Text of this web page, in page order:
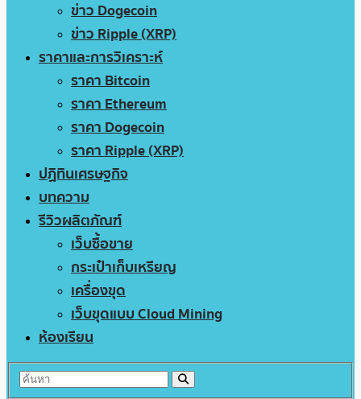
ข่าว Dogecoin
ข่าว Ripple (XRP)
ราคาและการวิเคราะห์
ราคา Bitcoin
ราคา Ethereum
ราคา Dogecoin
ราคา Ripple (XRP)
ปฏิทินเศรษฐกิจ
บทความ
รีวิวผลิตภัณฑ์
เว็บซื้อขาย
กระเป๋าเก็บเหรียญ
เครื่องขุด
เว็บขุดแบบ Cloud Mining
ห้องเรียน